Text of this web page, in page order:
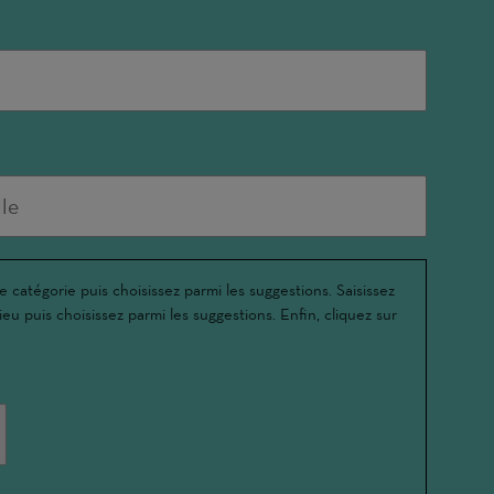
catégorie puis choisissez parmi les suggestions. Saisissez
puis choisissez parmi les suggestions. Enfin, cliquez sur